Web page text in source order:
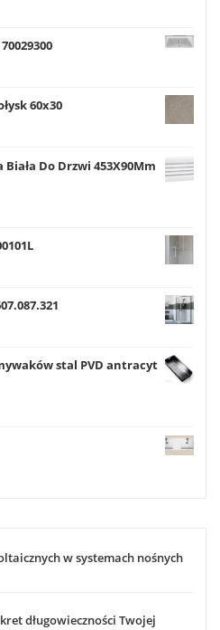
60x30
Do Drzwi 453X90Mm
stal PVD antracyt
w systemach nośnych
długowieczności Twojej